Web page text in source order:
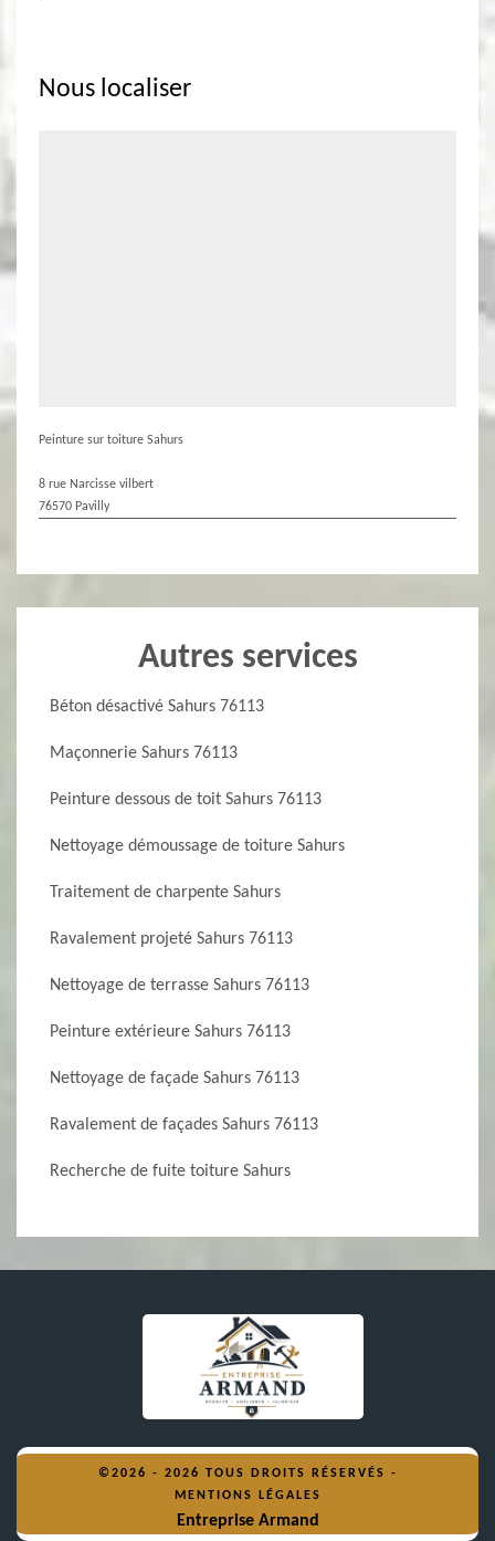
Nous localiser
Peinture sur toiture Sahurs
8 rue Narcisse vilbert
76570 Pavilly
Autres services
Béton désactivé Sahurs 76113
Maçonnerie Sahurs 76113
Peinture dessous de toit Sahurs 76113
Nettoyage démoussage de toiture Sahurs
Traitement de charpente Sahurs
Ravalement projeté Sahurs 76113
Nettoyage de terrasse Sahurs 76113
Peinture extérieure Sahurs 76113
Nettoyage de façade Sahurs 76113
Ravalement de façades Sahurs 76113
Recherche de fuite toiture Sahurs
©2026 - 2026 TOUS DROITS RÉSERVÉS -
MENTIONS LÉGALES
Entreprise Armand